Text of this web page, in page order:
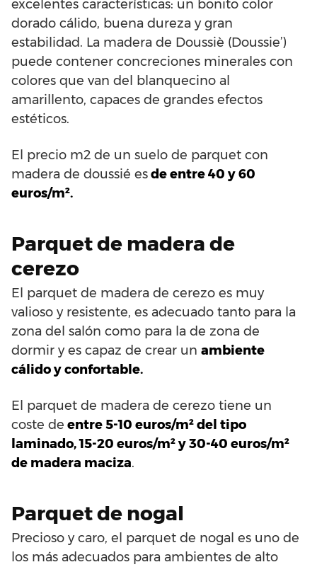
excelentes características: un bonito color
dorado cálido, buena dureza y gran
estabilidad. La madera de Doussiè (Doussie’)
puede contener concreciones minerales con
colores que van del blanquecino al
amarillento, capaces de grandes efectos
estéticos.
El precio m2 de un suelo de parquet con
madera de doussié esde entre 40 y 60
euros/m².
Parquet de madera de
cerezo
El parquet de madera de cerezo es muy
valioso y resistente, es adecuado tanto para la
zona del salón como para la de zona de
dormir y es capaz de crear un ambiente
cálido y confortable.
El parquet de madera de cerezo tiene un
coste de entre 5-10 euros/m² del tipo
laminado, 15-20 euros/m² y 30-40 euros/m²
de madera maciza.
Parquet de nogal
Precioso y caro, el parquet de nogal es uno de
los más adecuados para ambientes de alto